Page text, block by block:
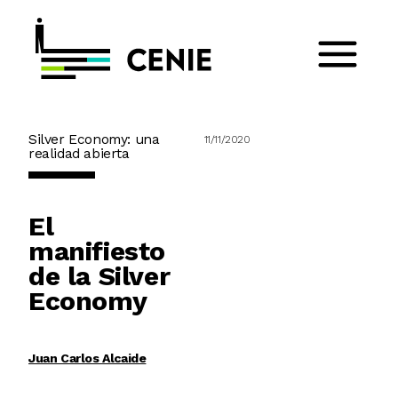
Silver Economy: una
realidad abierta
11/11/2020
El
manifiesto
de la Silver
Economy
Juan Carlos Alcaide